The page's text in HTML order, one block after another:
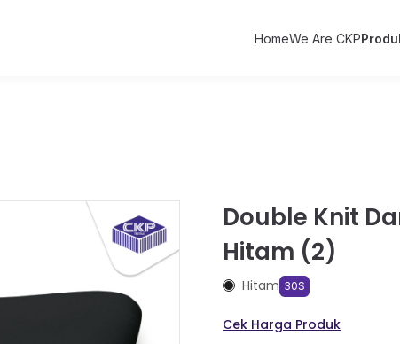
HomeWe Are CKP
Double Knit
Hitam (2)
Hitam 30S
Cek Harga Produk